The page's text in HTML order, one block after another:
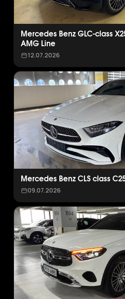
Mercedes Benz GLC-class
AMG Line
12.07.2026
Mercedes Benz CLS class
09.07.2026